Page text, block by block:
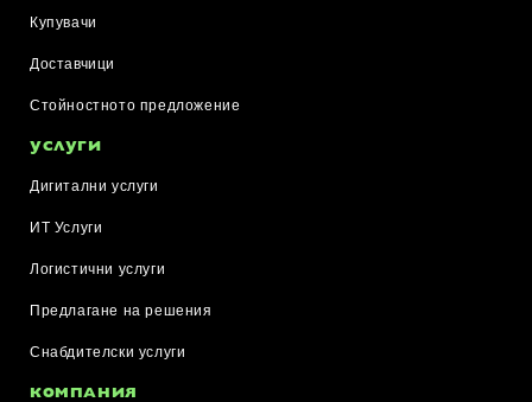
Купувачи
Доставчици
Стойностното предложение
УСЛУГИ
Дигитални услуги
ИТ Услуги
Логистични услуги
Предлагане на решения
Снабдителски услуги
КОМПАНИЯ